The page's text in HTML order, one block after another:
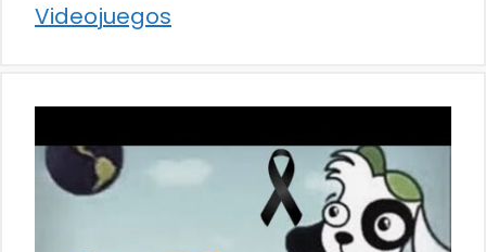
Videojuegos